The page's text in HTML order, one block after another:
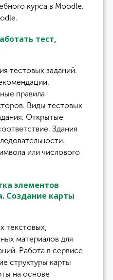
курса в Moodle.
тест,
тестовых заданий.
правила
Виды тестовых
Открытые
Здания
или числового
элементов
Создание карты
текстовых,
материалов для
Работа в сервисе
структуры карты
на основе